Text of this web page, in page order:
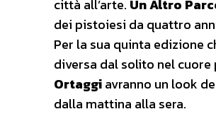
città all’arte. Un Altro
dei pistoiesi da quattro
Per la sua quinta edizione
diversa dal solito nel
Ortaggiavranno un look
dalla mattina alla sera.